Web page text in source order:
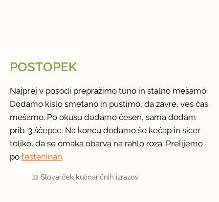
POSTOPEK
Najprej v posodi prepražimo tuno in stalno mešamo.
Dodamo kislo smetano in pustimo, da zavre, ves čas
mešamo. Po okusu dodamo česen, sama dodam
prib. 3 ščepce. Na koncu dodamo še kečap in sicer
toliko, da se omaka obarva na rahlo roza. Prelijemo
potesteninah.
📖Slovarček kulinaričnih izrazov